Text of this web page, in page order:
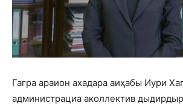
Гагра араион ахадара аиҳабы Иури
администрациа аколлектив